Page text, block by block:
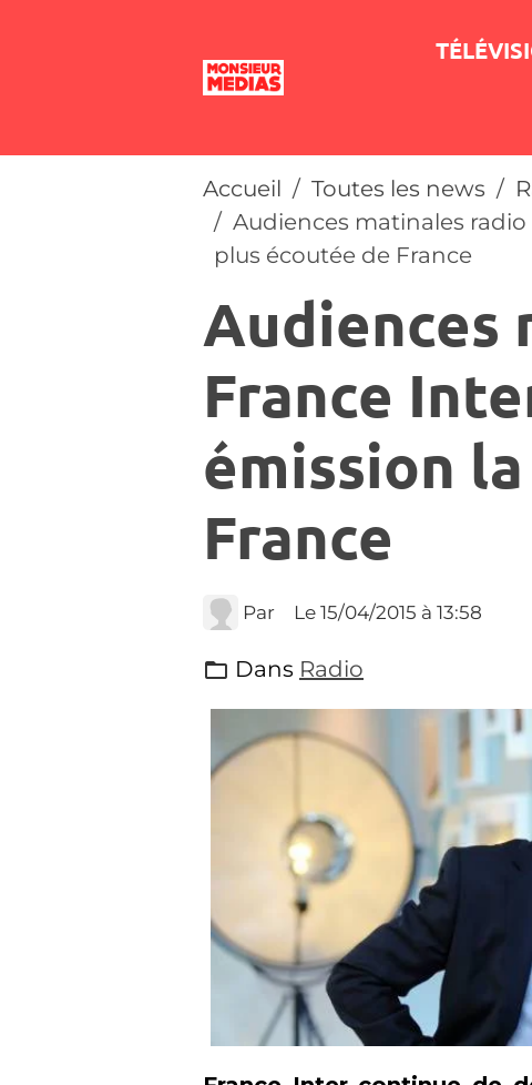
Accueil Toutes les news
Audiences matinales
plus écoutée de France
Audiences
France
émission
France
Par Le 15/04/2015 à 13:58
Dans Radio